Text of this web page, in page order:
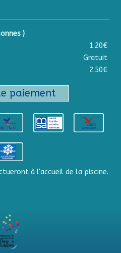
)
1.20€
Gratuit
2.50€
paiement
à l'accueil de la piscine.